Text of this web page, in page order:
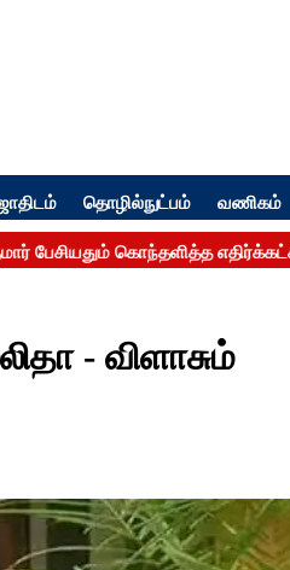
தொழில்நுட்பம் வணிகம்
- விளாசும்